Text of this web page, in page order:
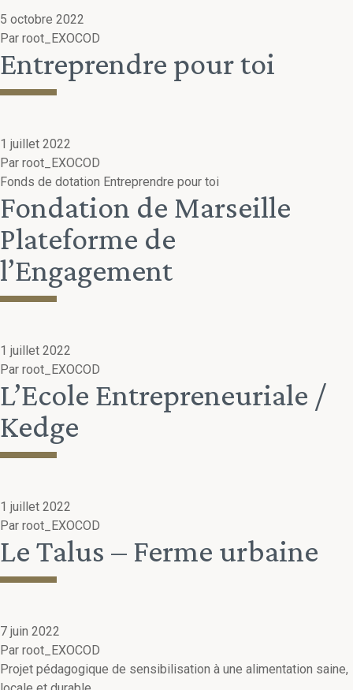
5 octobre 2022
Par root_EXOCOD
Entreprendre pour toi
1 juillet 2022
Par root_EXOCOD
Fonds de dotation Entreprendre pour toi
Fondation de Marseille
Plateforme de
l’Engagement
1 juillet 2022
Par root_EXOCOD
L’Ecole Entrepreneuriale /
Kedge
1 juillet 2022
Par root_EXOCOD
Le Talus – Ferme urbaine
7 juin 2022
Par root_EXOCOD
Projet pédagogique de sensibilisation à une alimentation saine,